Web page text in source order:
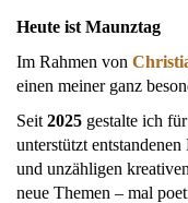
Heute ist Maunztag
Im Rahmen von
einen meiner ganz
Seit 2025 gestalte ich für
unterstützt
und unzähligen
neue Themen – mal